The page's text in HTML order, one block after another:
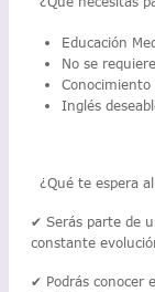
Educación
No se
Inglés
¿Qué te espera
✔ Serás parte de
constante
✔ Podrás conocer